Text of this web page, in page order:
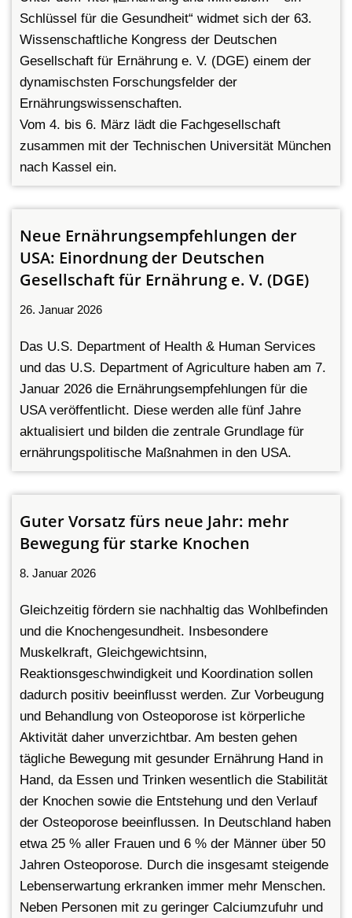
Schlüssel für die Gesundheit“ widmet sich der 63.
Wissenschaftliche Kongress der Deutschen
Gesellschaft für Ernährung e. V. (DGE) einem der
dynamischsten Forschungsfelder der
Ernährungswissenschaften.
Vom 4. bis 6. März lädt die Fachgesellschaft
zusammen mit der Technischen Universität München
nach Kassel ein.
Neue Ernährungsempfehlungen der
USA: Einordnung der Deutschen
Gesellschaft für Ernährung e. V. (DGE)
26. Januar 2026
Das U.S. Department of Health & Human Services
und das U.S. Department of Agriculture haben am 7.
Januar 2026 die Ernährungsempfehlungen für die
USA veröffentlicht. Diese werden alle fünf Jahre
aktualisiert und bilden die zentrale Grundlage für
ernährungspolitische Maßnahmen in den USA.
Guter Vorsatz fürs neue Jahr: mehr
Bewegung für starke Knochen
8. Januar 2026
Gleichzeitig fördern sie nachhaltig das Wohlbefinden
und die Knochengesundheit. Insbesondere
Muskelkraft, Gleichgewichtsinn,
Reaktionsgeschwindigkeit und Koordination sollen
dadurch positiv beeinflusst werden. Zur Vorbeugung
und Behandlung von Osteoporose ist körperliche
Aktivität daher unverzichtbar. Am besten gehen
tägliche Bewegung mit gesunder Ernährung Hand in
Hand, da Essen und Trinken wesentlich die Stabilität
der Knochen sowie die Entstehung und den Verlauf
der Osteoporose beeinflussen. In Deutschland haben
etwa 25 % aller Frauen und 6 % der Männer über 50
Jahren Osteoporose. Durch die insgesamt steigende
Lebenserwartung erkranken immer mehr Menschen.
Neben Personen mit zu geringer Calciumzufuhr und